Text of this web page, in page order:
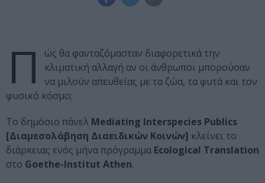
Π
ώς θα φανταζόμασταν διαφορετικά την
κλιματική αλλαγή αν οι άνθρωποι μπορούσαν
να μιλούν απευθείας με τα ζώα, τα φυτά και τον
φυσικό κόσμο;
Tο δημόσιο πάνελ Mediating Ιnterspecies Ρublics
[Διαμεσολάβηση Διαειδικών Κοινών] κλείνει το
διάρκειας ενός μήνα πρόγραμμα Ecological Translation
στο Goethe-Institut Athen.